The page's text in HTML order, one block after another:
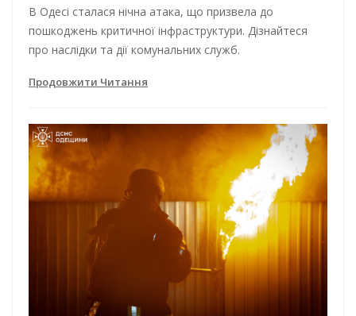
В Одесі сталася нічна атака, що призвела до
пошкоджень критичної інфраструктури. Дізнайтеся
про наслідки та дії комунальних служб.
Продовжити Читання